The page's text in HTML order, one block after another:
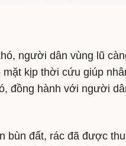
người dân vùng lũ
kịp thời cứu giúp
đồng hành với người
bùn đất, rác đã được